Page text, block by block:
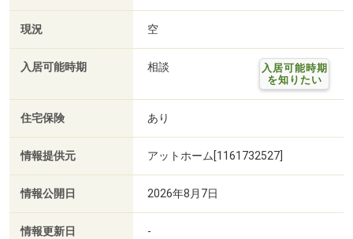
現況 空
入居可能時期 相談
入居可能時期
を知りたい
住宅保険 あり
情報提供元 アットホーム[1161732527]
情報公開日 2026年8月7日
情報更新日 -